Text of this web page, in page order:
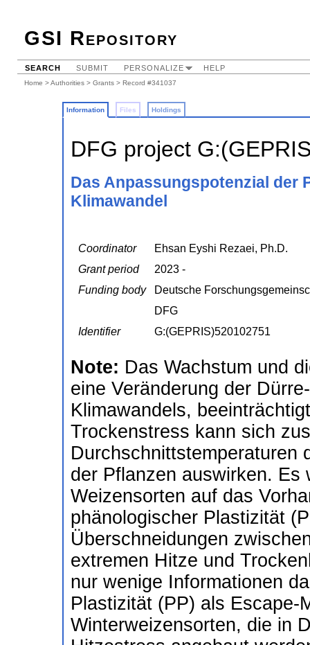
GSI Repository
SEARCH SUBMIT PERSONALIZE HELP
Home >Authorities > Grants > Record #341037
Information Files Holdings
DFG project
Das Anpassungspotenzial der
Klimawandel
Coordinator
Ehsan Eyshi Rezaei, Ph.D.
Grant period
2023 -
Funding body
Deutsche
DFG
Identifier
G:(GEPRIS)520102751
Note: Das Wachstum und
eine Veränderung der
Klimawandels,
Trockenstress kann sich
Durchschnittstemperaturen
der Pflanzen auswirken. Es
Weizensorten auf das
phänologischer Plastizität
Überschneidungen
extremen Hitze und
nur wenige Informationen
Plastizität (PP) als Escape-
Winterweizensorten, die in